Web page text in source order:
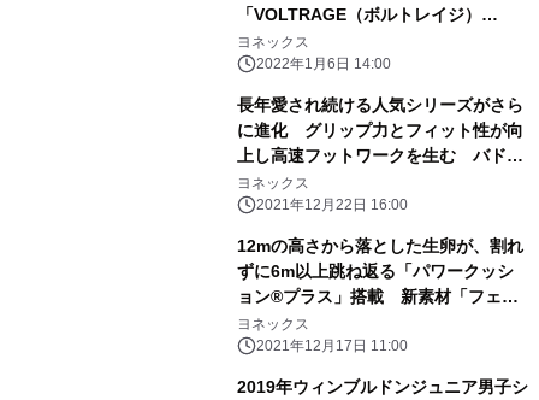
「VOLTRAGE（ボルトレイジ）
5S/5V」、 優れたホールド性と高い打
球音を追求したストリング 「CYBER
ルゲイル）」 2022年2月下旬より発
売
ヨネックス
2022年1月6日 14:00
長年愛され続ける人気シリーズがさら
に進化 グリップ力とフィット性が向
上し高速フットワークを生む バドミ
ントンシューズ「POWER CUSHION
65 Z」シリーズ 2022年1月下旬より
ヨネックス
2021年12月22日 16:00
12mの高さから落とした生卵が、割れ
ずに6m以上跳ね返る「パワークッシ
ョン®プラス」搭載 新素材「フェザ
ーライト エックス」採用で
220g(23.5cm)の軽量化を実現 推進
ヨネックス
2021年12月17日 11:00
2019年ウィンブルドンジュニア男子シ